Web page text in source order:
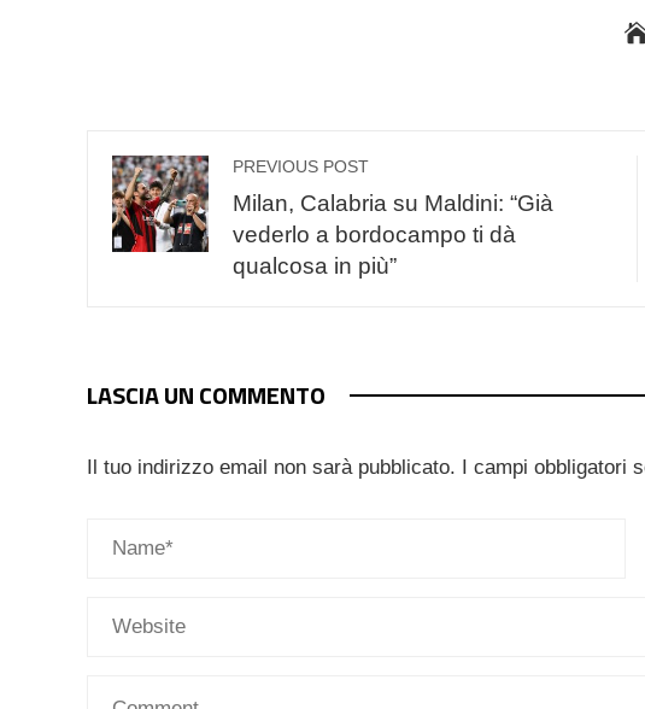
PREVIOUS POST
Milan, Calabria su Maldini: “Già
vederlo a bordocampo ti dà
qualcosa in più”
LASCIA UN COMMENTO
Il tuo indirizzo email non sarà pubblicato. I campi obbligatori